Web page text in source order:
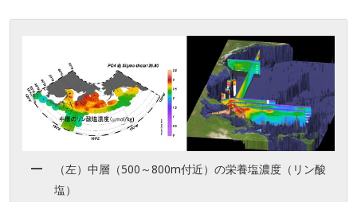
（左）中層（500～800m付近）の栄養塩濃度（リン酸
塩）